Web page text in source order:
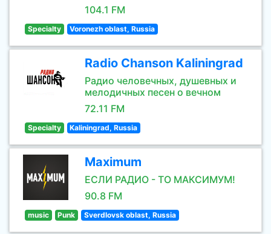
104.1 FM
Specialty Voronezh oblast, Russia
Radio Chanson Kaliningrad
Радио человечных, душевных и
мелодичных песен о вечном
72.11 FM
Specialty Kaliningrad, Russia
Maximum
ЕСЛИ РАДИО - ТО МАКСИМУМ!
90.8 FM
music Punk Sverdlovsk oblast, Russia